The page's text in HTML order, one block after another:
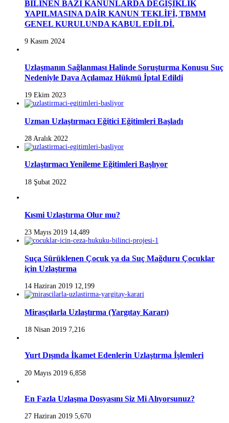
BİLİNEN BAZI KANUNLARDA DEĞİŞİKLİK
YAPILMASINA DAİR KANUN TEKLİFİ, TBMM
GENEL KURULUNDA KABUL EDİLDİ.
9 Kasım 2024
Uzlaşmanın Sağlanması Halinde Soruşturma Konusu Suç
Nedeniyle Dava Açılamaz Hükmü İptal Edildi
19 Ekim 2023
Uzman Uzlaştırmacı Eğitici Eğitimleri Başladı
28 Aralık 2022
Uzlaştırmacı Yenileme Eğitimleri Başlıyor
18 Şubat 2022
Kısmi Uzlaştırma Olur mu?
23 Mayıs 2019 14,489
Suça Sürüklenen Çocuk ya da Suç Mağduru Çocuklar
için Uzlaştırma
14 Haziran 2019 12,199
Mirasçılarla Uzlaştırma (Yargıtay Kararı)
18 Nisan 2019 7,216
Yurt Dışında İkamet Edenlerin Uzlaştırma İşlemleri
20 Mayıs 2019 6,858
En Fazla Uzlaşma Dosyasını Siz Mi Alıyorsunuz?
27 Haziran 2019 5,670